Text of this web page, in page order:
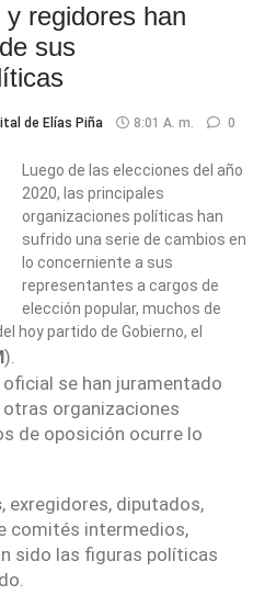
regidores han
sus
de Elías Piña 8:01 A. M. 0
Luego de las elecciones del año
2020, las principales
organizaciones políticas han
sufrido una serie de cambios en
lo concerniente a sus
representantes a cargos de
elección popular, muchos de
hoy partido de Gobierno, el
).
se han juramentado
organizaciones
de oposición ocurre lo
, exregidores, diputados,
comités intermedios,
sido las figuras políticas